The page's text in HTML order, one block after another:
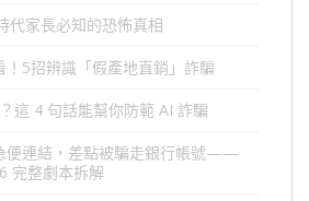
代家長必知的恐怖真相
！5招辨識「假產地直銷」詐騙
這 4 句話能幫你防範 AI 詐騙
便連結，差點被騙走銀行帳號——
完整劇本拆解